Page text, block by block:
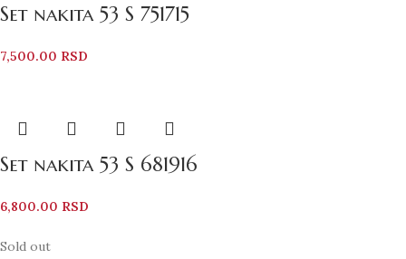
Set nakita 53 S 751715
7,500.00 RSD
Set nakita 53 S 681916
6,800.00 RSD
Sold out